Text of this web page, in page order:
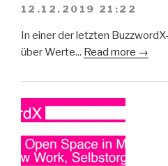
12.12.2019 21:22
In einer der letzten
über Werte... Read more →